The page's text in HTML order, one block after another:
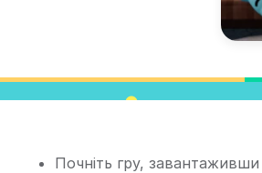
Почніть гру,